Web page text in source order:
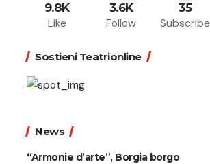
9.8K
Like
3.6K
Follow
35
Subscribe
Sostieni Teatrionline
News
“Armonie d’arte”, Borgia borgo